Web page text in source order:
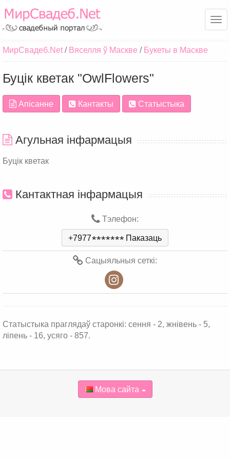
МирСвадеб.Net Вяселля ў Маскве Букеты в Маскве
Буцік кветак "OwlFlowers"
Апісанне Кантакты Статыстыка
Агульная інфармацыя
Буцік кветак
Кантактная інфармацыя
Тэлефон:
+7977******* Паказаць
Сацыяльныя сеткі:
Статыстыка праглядаў старонкі: сення - 2, жнівень - 5,
ліпень - 16, усяго - 857.
Мова сайта